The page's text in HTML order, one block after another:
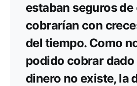
estaban seguros de
cobrarían con
del tiempo. Como
podido cobrar dado
dinero no existe, la